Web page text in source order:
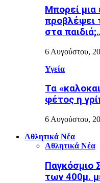
Μπορεί μια
προβλέψει
στα
6 Αυγούστου,
Υγεία
Τα
φέτος η
6 Αυγούστου,
Αθλητικά Νέα
Αθλητικά Νέα
Παγκόσμιο
των 400μ.